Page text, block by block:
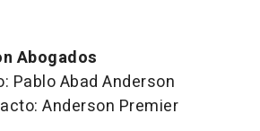
Abogados
Pablo Abad Anderson
Anderson Premier